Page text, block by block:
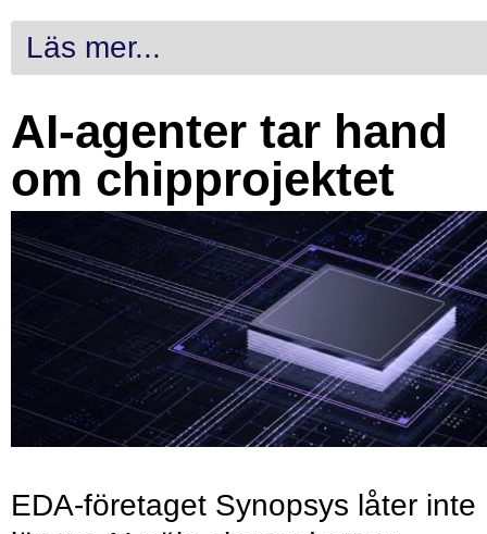
Läs mer...
AI-agenter tar hand
om chipprojektet
EDA-företaget Synopsys låter inte